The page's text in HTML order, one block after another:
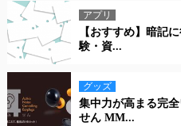
アプリ
【おすすめ】暗記
験・資...
グッズ
集中力が高まる完
せん MM...